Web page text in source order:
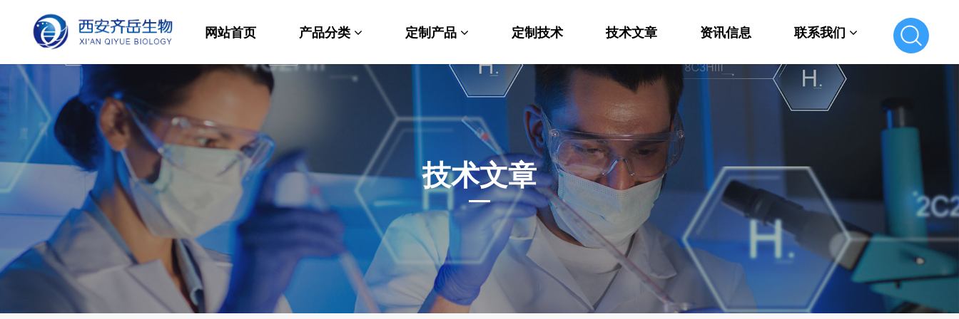
网站首页 产品分类
材料科学
生命科学
发光材料
功能性化学
分析化学
定制产品
纳米材料定制
PEG衍生物
荧光标记定制
MOF材料定制
小分子定制
多肽定制
定制技术 技术文章 资讯信息 联系我们
联系我们
技术文章